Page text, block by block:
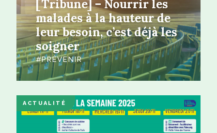
[Tribune] – Nourrir les
malades à la hauteur de
leur besoin, c’est déjà les
soigner
PRÉVENIR
ACTUALITÉ